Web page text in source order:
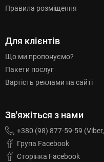
Правила розміщення
Для клієнтів
Що ми пропонуємо?
Пакети послуг
Вартість реклами на сайті
Зв'яжіться з нами
+380 (98) 877-59-59
Група Facebook
Сторінка Facebook